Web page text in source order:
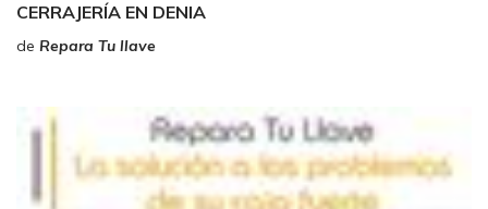
CERRAJERÍA EN DENIA
de Repara Tu llave